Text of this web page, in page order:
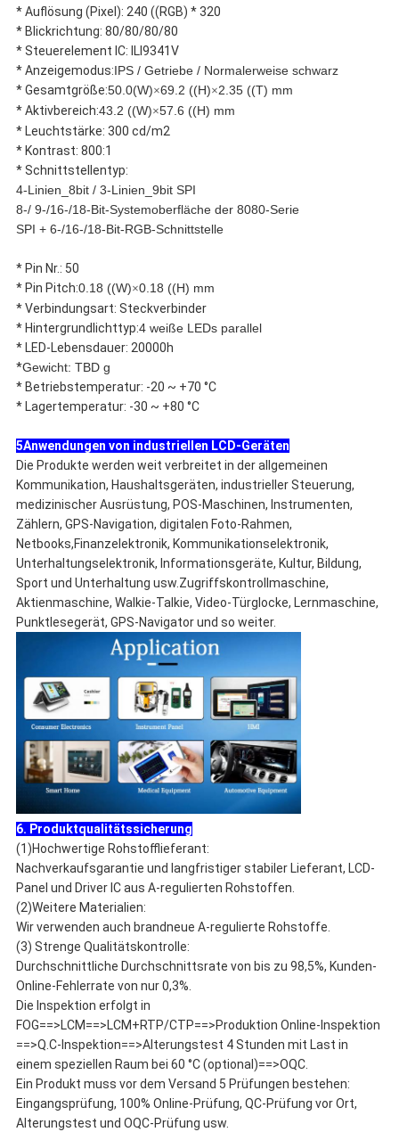
* Auflösung (Pixel): 240 ((RGB) * 320
* Blickrichtung: 80/80/80/80
* Steuerelement IC: ILI9341V
* Anzeigemodus:IPS / Getriebe / Normalerweise schwarz
* Gesamtgröße:50.0(W)×69.2 ((H)×2.35 ((T) mm
* Aktivbereich:43.2 ((W)×57.6 ((H) mm
* Leuchtstärke: 300 cd/m2
* Kontrast: 800:1
* Schnittstellentyp:
4-Linien_8bit / 3-Linien_9bit SPI
8-/ 9-/16-/18-Bit-Systemoberfläche der 8080-Serie
SPI + 6-/16-/18-Bit-RGB-Schnittstelle
* Pin Nr.: 50
* Pin Pitch:0.18 ((W)×0.18 ((H) mm
* Verbindungsart: Steckverbinder
* Hintergrundlichttyp:4 weiße LEDs parallel
* LED-Lebensdauer: 20000h
*Gewicht: TBD g
* Betriebstemperatur: -20 ~ +70 °C
* Lagertemperatur: -30 ~ +80 °C
5Anwendungen von industriellen LCD-Geräten
Die Produkte werden weit verbreitet in der allgemeinen
Kommunikation, Haushaltsgeräten, industrieller Steuerung,
medizinischer Ausrüstung, POS-Maschinen, Instrumenten,
Zählern, GPS-Navigation, digitalen Foto-Rahmen,
Netbooks,Finanzelektronik, Kommunikationselektronik,
Unterhaltungselektronik, Informationsgeräte, Kultur, Bildung,
Sport und Unterhaltung usw.Zugriffskontrollmaschine,
Aktienmaschine, Walkie-Talkie, Video-Türglocke, Lernmaschine,
Punktlesegerät, GPS-Navigator und so weiter.
6. Produktqualitätssicherung
(1)Hochwertige Rohstofflieferant:
Nachverkaufsgarantie und langfristiger stabiler Lieferant, LCD-
Panel und Driver IC aus A-regulierten Rohstoffen.
(2)Weitere Materialien:
Wir verwenden auch brandneue A-regulierte Rohstoffe.
(3) Strenge Qualitätskontrolle:
Durchschnittliche Durchschnittsrate von bis zu 98,5%, Kunden-
Online-Fehlerrate von nur 0,3%.
Die Inspektion erfolgt in
FOG==>LCM==>LCM+RTP/CTP==>Produktion Online-Inspektion
==>Q.C-Inspektion==>Alterungstest 4 Stunden mit Last in
einem speziellen Raum bei 60 °C (optional)==>OQC.
Ein Produkt muss vor dem Versand 5 Prüfungen bestehen:
Eingangsprüfung, 100% Online-Prüfung, QC-Prüfung vor Ort,
Alterungstest und OQC-Prüfung usw.